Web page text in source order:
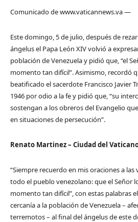
Comunicado de www.vaticannews.va —
Este domingo, 5 de julio, después de
ángelus el Papa León XIV volvió a
población de Venezuela y pidió que, “el
momento tan difícil”. Asimismo, recordó
beatificado el sacerdote Francisco Javier
1946 por odio a la fe y pidió que, “su
sostengan a los obreros del Evangelio
en situaciones de persecución”.
Renato Martinez – Ciudad del
“Siempre recuerdo en mis oraciones a
todo el pueblo venezolano: que el Señor
momento tan difícil”, con estas palabras
cercanía a la población de Venezuela –
terremotos – al final del ángelus de este